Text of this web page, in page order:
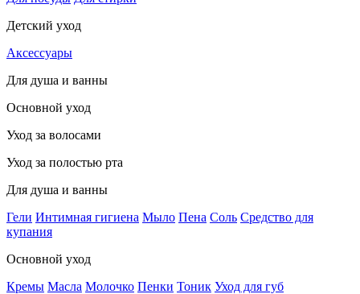
Детский уход
Аксессуары
Для душа и ванны
Основной уход
Уход за волосами
Уход за полостью рта
Для душа и ванны
Гели Интимная гигиена Мыло Пена Соль Средство для
купания
Основной уход
Кремы Масла Молочко Пенки Тоник Уход для губ